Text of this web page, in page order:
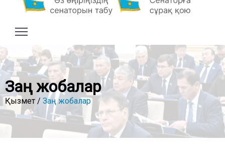
Заң жобалар
Қызмет / Заң жобалар